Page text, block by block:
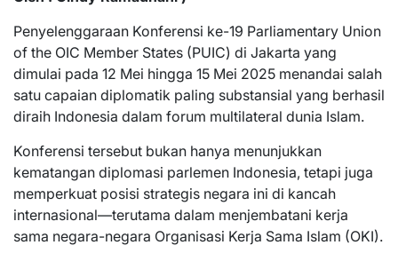
Penyelenggaraan Konferensi ke-19 Parliamentary Union
of the OIC Member States (PUIC) di Jakarta yang
dimulai pada 12 Mei hingga 15 Mei 2025 menandai salah
satu capaian diplomatik paling substansial yang berhasil
diraih Indonesia dalam forum multilateral dunia Islam.
Konferensi tersebut bukan hanya menunjukkan
kematangan diplomasi parlemen Indonesia, tetapi juga
memperkuat posisi strategis negara ini di kancah
internasional—terutama dalam menjembatani kerja
sama negara-negara Organisasi Kerja Sama Islam (OKI).